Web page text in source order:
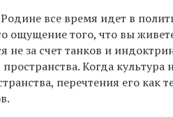
все время идет в
ощущение того, что вы
не за счет танков и
Когда культура
перечтения его как